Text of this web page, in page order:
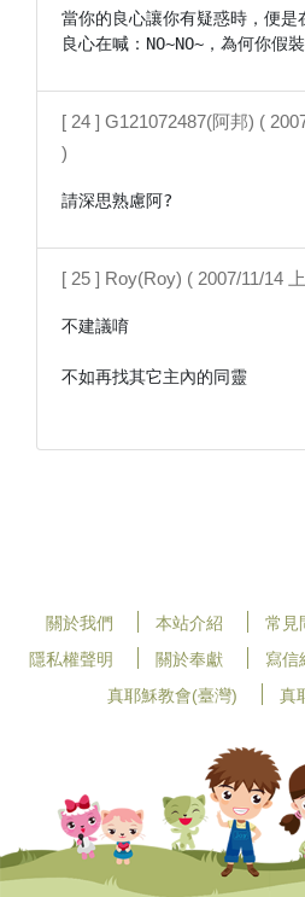
當你的良心讓你有疑惑時，便是
[ 24 ] G121072487(阿邦) (
)
請深思熟慮阿?
[ 25 ] Roy(Roy) ( 2007/11/14
不建議唷
不如再找其它主內的同靈
關於我們 本站介紹 常見
隱私權聲明
關於奉獻 寫信
真耶穌教會(臺灣)
真